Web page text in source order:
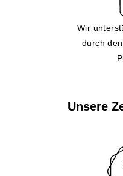
Wir
durch
Unsere